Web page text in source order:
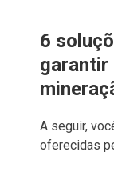
6
garantir
A seguir,
oferecidas